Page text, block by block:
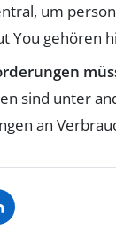
um
You gehören
sind unter
an